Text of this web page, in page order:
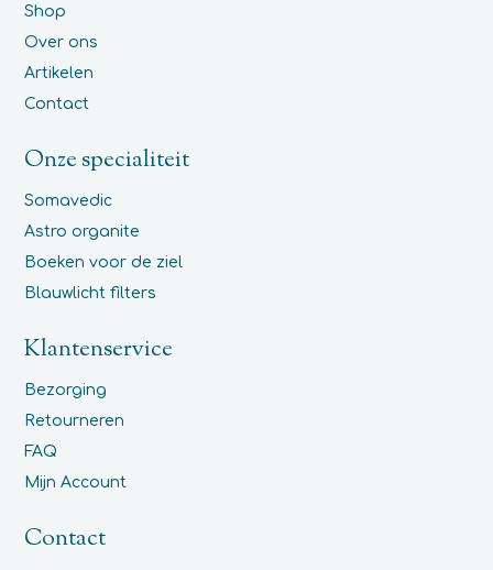
Shop
Over ons
Artikelen
Contact
Onze specialiteit
Somavedic
Astro organite
Boeken voor de ziel
Blauwlicht filters
Klantenservice
Bezorging
Retourneren
FAQ
Mijn Account
Contact